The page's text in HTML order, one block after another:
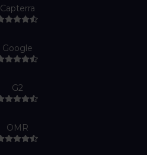
Capterra
Google
G2
OMR